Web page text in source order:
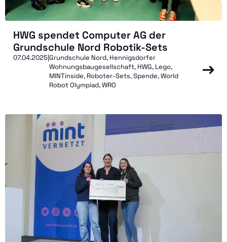
HWG spendet Computer AG der
Grundschule Nord Robotik-Sets
07.04.2025|Grundschule Nord, Hennigsdorfer
Wohnungsbaugesellschaft, HWG, Lego,
MINTinside, Roboter-Sets, Spende, World
Robot Olympiad, WRO